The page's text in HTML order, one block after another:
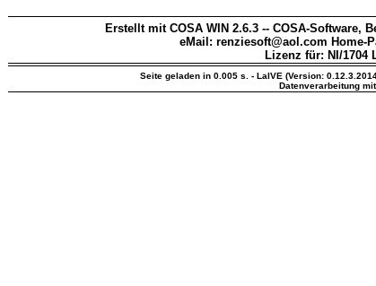
Erstellt mit COSA WIN 2.6.3 -- COSA-Software,
eMail: renziesoft@aol.com Home-
Lizenz für: NI/1704
Seite geladen in 0.005 s. - LaIVE (Version:
Datenverarbeitung mit